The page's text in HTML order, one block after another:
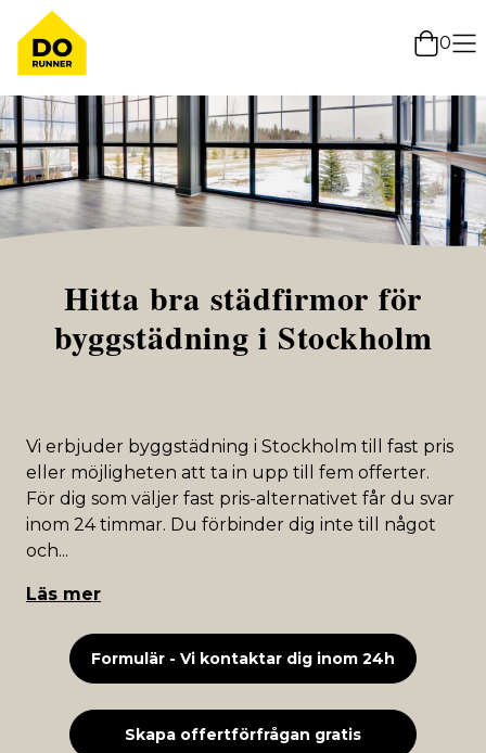
0
Hitta bra städfirmor för
byggstädning i Stockholm
Vi erbjuder byggstädning i Stockholm till fast pris
eller möjligheten att ta in upp till fem offerter.
För dig som väljer fast pris-alternativet får du svar
inom 24 timmar. Du förbinder dig inte till något
och...
Läs mer
Formulär - Vi kontaktar dig inom 24h
Skapa offertförfrågan gratis